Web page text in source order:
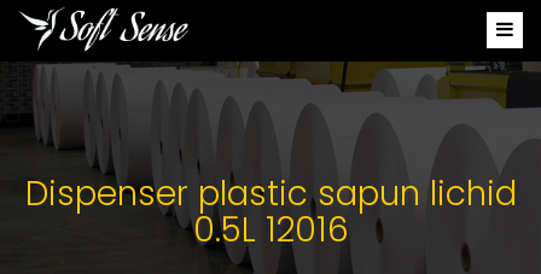
Dispenser plastic sapun lichid
0.5L 12016